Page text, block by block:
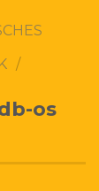
/
os